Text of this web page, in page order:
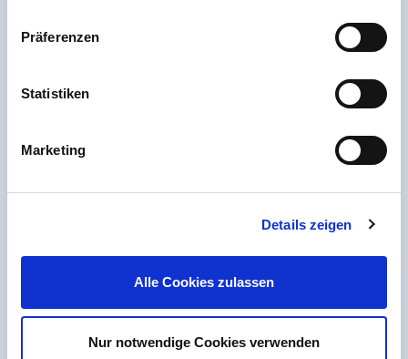
Präferenzen
Statistiken
Marketing
Details zeigen
Alle Cookies zulassen
Nur notwendige Cookies verwenden
Seitenübersicht